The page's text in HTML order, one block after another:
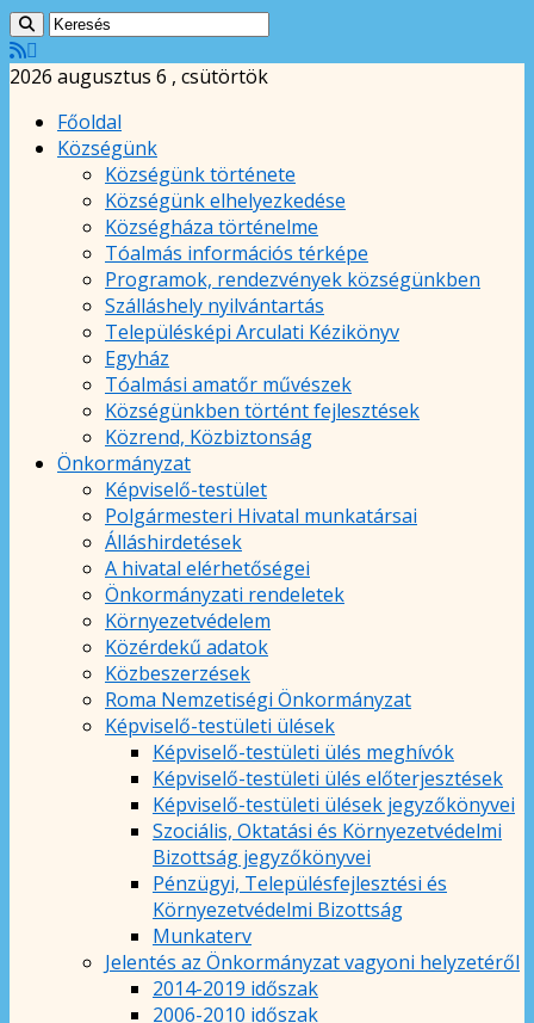
2026 augusztus 6 , csütörtök
Főoldal
Községünk
Községünk története
Községünk elhelyezkedése
Községháza történelme
Tóalmás információs térképe
Programok, rendezvények községünkben
Szálláshely nyilvántartás
Településképi Arculati Kézikönyv
Egyház
Tóalmási amatőr művészek
Községünkben történt fejlesztések
Közrend, Közbiztonság
Önkormányzat
Képviselő-testület
Polgármesteri Hivatal munkatársai
Álláshirdetések
A hivatal elérhetőségei
Önkormányzati rendeletek
Környezetvédelem
Közérdekű adatok
Közbeszerzések
Roma Nemzetiségi Önkormányzat
Képviselő-testületi ülések
Képviselő-testületi ülés meghívók
Képviselő-testületi ülés előterjesztések
Képviselő-testületi ülések jegyzőkönyvei
Szociális, Oktatási és Környezetvédelmi
Bizottság jegyzőkönyvei
Pénzügyi, Településfejlesztési és
Környezetvédelmi Bizottság
Munkaterv
Jelentés az Önkormányzat vagyoni helyzetéről
2014-2019 időszak
2006-2010 időszak